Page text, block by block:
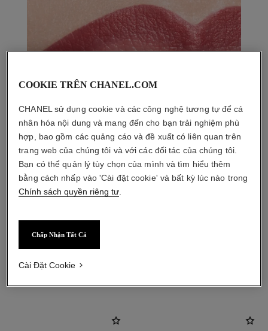
COOKIE TRÊN CHANEL.COM
CHANEL sử dụng cookie và các công nghệ tương tự để cá
nhân hóa nội dung và mang đến cho bạn trải nghiệm phù
hợp, bao gồm các quảng cáo và đề xuất có liên quan trên
trang web của chúng tôi và với các đối tác của chúng tôi.
Bạn có thể quản lý tùy chọn của mình và tìm hiểu thêm
bằng cách nhấp vào 'Cài đặt cookie' và bất kỳ lúc nào trong
Chính sách quyền riêng tư
Chấp Nhận Tất Cả
Cài Đặt Cookie